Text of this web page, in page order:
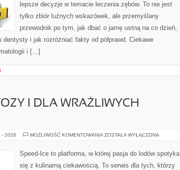
lepsze decyzje w temacie leczenia zębów. To nie jest
tylko zbiór luźnych wskazówek, ale przemyślany
przewodnik po tym, jak dbać o jamę ustną na co dzień,
i jak rozróżniać fakty od półprawd. Ciekawe
i […]
I DLA WRAŻLIWYCH
- 2026 MOŻLIWOŚĆ KOMENTOWANIA LODY
DLA
BRZUSZKÓW
ZOSTAŁA WYŁĄCZONA
Speed-Ice to platforma, w której pasja do lodów spotyka
się z kulinarną ciekawością. To serwis dla tych, którzy